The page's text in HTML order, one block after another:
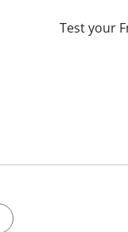
Test your